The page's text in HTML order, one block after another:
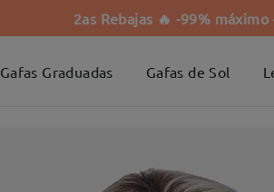
2as Rebajas 🔥 -99%
Gafas Graduadas Gafas de Sol